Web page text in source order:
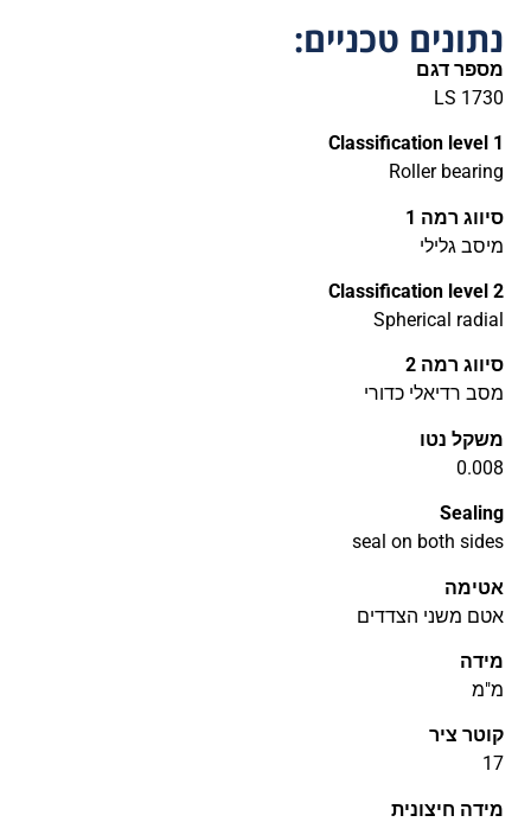
נתונים טכניים:
מספר דגם
LS 1730
Classification level 1
Roller bearing
סיווג רמה 1
מיסב גלילי
Classification level 2
Spherical radial
סיווג רמה 2
מסב רדיאלי כדורי
משקל נטו
0.008
Sealing
seal on both sides
אטימה
אטם משני הצדדים
מידה
מ"מ
קוטר ציר
17
מידה חיצונית